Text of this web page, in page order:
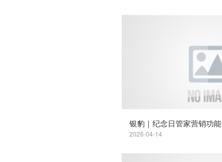
银豹｜纪念日管家营销功能
2026-04-14